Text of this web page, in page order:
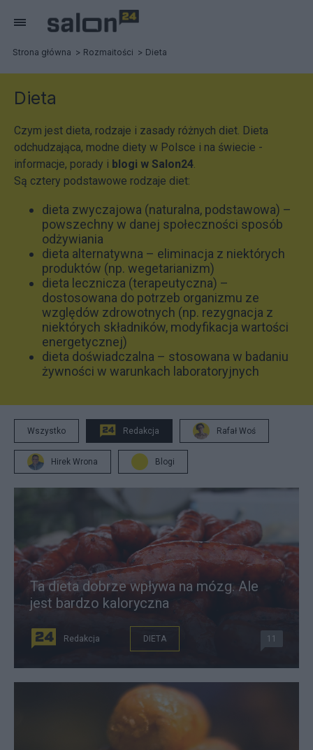
Strona główna Rozmaitości Dieta
Dieta
Czym jest dieta, rodzaje i zasady różnych diet. Dieta
odchudzająca, modne diety w Polsce i na świecie -
informacje, porady i blogi w Salon24.
Są cztery podstawowe rodzaje diet:
dieta zwyczajowa (naturalna, podstawowa) –
powszechny w danej społeczności sposób
odżywiania
dieta alternatywna – eliminacja z niektórych
produktów (np. wegetarianizm)
dieta lecznicza (terapeutyczna) –
dostosowana do potrzeb organizmu ze
względów zdrowotnych (np. rezygnacja z
niektórych składników, modyfikacja wartości
energetycznej)
dieta doświadczalna – stosowana w badaniu
żywności w warunkach laboratoryjnych
Wszystko Redakcja Rafał Woś
Hirek Wrona Blogi
Ta dieta dobrze wpływa na mózg. Ale
jest bardzo kaloryczna
Redakcja DIETA 11